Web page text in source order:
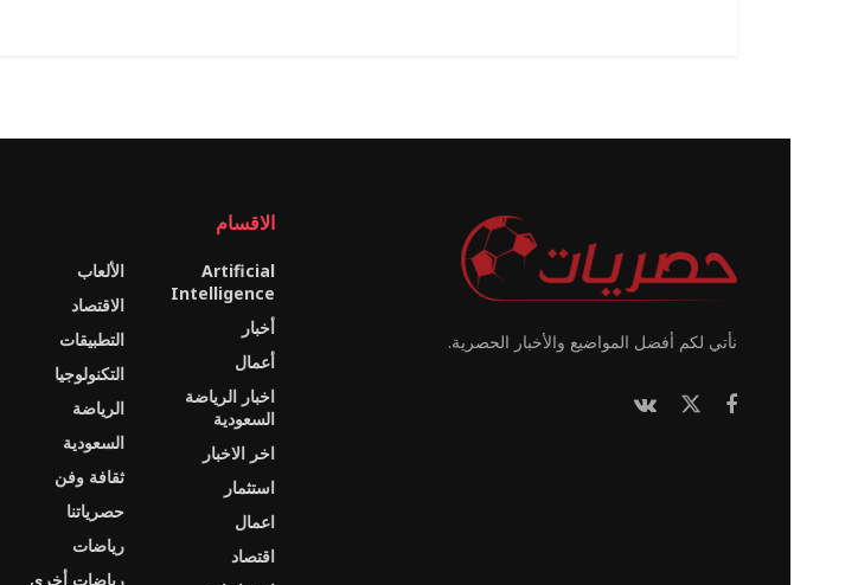
نأتي لكم أفضل المواضيع والأخبار الحصرية.
الاقسام
Artificial
Intelligence
أخبار
أعمال
اخبار الرياضة
السعودية
اخر الاخبار
استثمار
اعمال
اقتصاد
الألعاب
الاقتصاد
التطبيقات
التكنولوجيا
الرياضة
السعودية
ثقافة وفن
حصرياتنا
رياضات
رياضات أخرى